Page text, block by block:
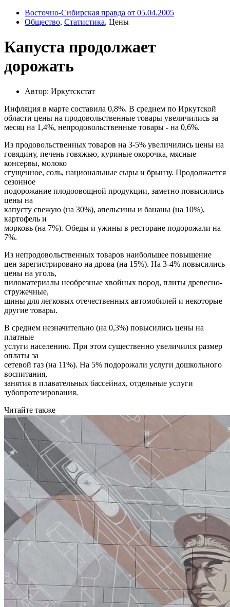
Восточно-Сибирская правда от 05.04.2005
Общество, Статистика, Цены
Капуста продолжает
дорожать
Автор: Иркутскстат
Инфляция в марте составила 0,8%. В среднем по Иркутской
области цены на продовольственные товары увеличились за
месяц на 1,4%, непродовольственные товары - на 0,6%.
Из продовольственных товаров на 3-5% увеличились цены на
говядину, печень говяжью, куриные окорочка, мясные
консервы, молоко
сгущенное, соль, национальные сыры и брынзу. Продолжается
сезонное
подорожание плодоовощной продукции, заметно повысились
цены на
капусту свежую (на 30%), апельсины и бананы (на 10%),
картофель и
морковь (на 7%). Обеды и ужины в ресторане подорожали на
7%.
Из непродовольственных товаров наибольшее повышение
цен зарегистрировано на дрова (на 15%). На 3-4% повысились
цены на уголь,
пиломатериалы необрезные хвойных пород, плиты древесно-
стружечные,
шины для легковых отечественных автомобилей и некоторые
другие товары.
В среднем незначительно (на 0,3%) повысились цены на
платные
услуги населению. При этом существенно увеличился размер
оплаты за
сетевой газ (на 11%). На 5% подорожали услуги дошкольного
воспитания,
занятия в плавательных бассейнах, отдельные услуги
зубопротезирования.
Читайте также